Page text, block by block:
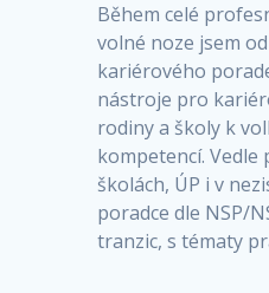
Během celé
volné noze jsem
kariérového
nástroje pro
rodiny a školy k
kompetencí.
školách, ÚP i v
poradce dle NSP/
tranzic, s tématy